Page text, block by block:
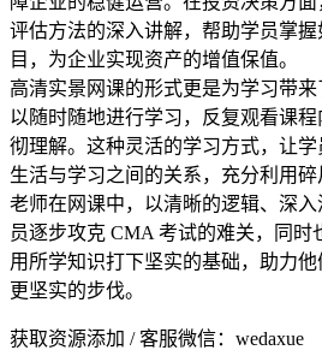
评估方法的深入讲解，帮助学员掌
目，为企业实现资产的增值保值。
高清实景网课的形式更是为学习带
以随时随地进行学习，反复观看课
彻理解。这种灵活的学习方式，让学
生活与学习之间的关系，充分利用
老师在网课中，以清晰的逻辑、深
员逐步攻克 CMA 考试的难关，同时
用所学知识打下坚实的基础，助力
更坚实的步伐。
获取资源添加 / 客服微信：wedaxue